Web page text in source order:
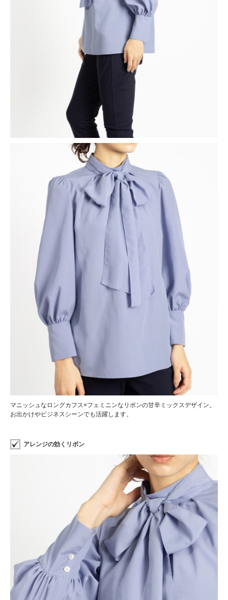
マニッシュなロングカフス×フェミニンなリボンの甘辛ミックスデザイン。
お出かけやビジネスシーンでも活躍します。
アレンジの効くリボン